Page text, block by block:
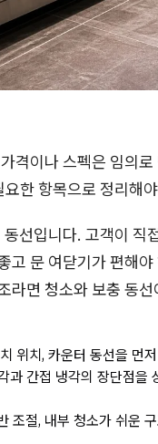
격이나 스펙은 임의
한 항목으로 정리해
선입니다. 고객이 직
고 문 여닫기가 편해야
라면 청소와 보충 동
위치, 카운터 동선을 먼
과 간접 냉각의 장단점을
조절, 내부 청소가 쉬운